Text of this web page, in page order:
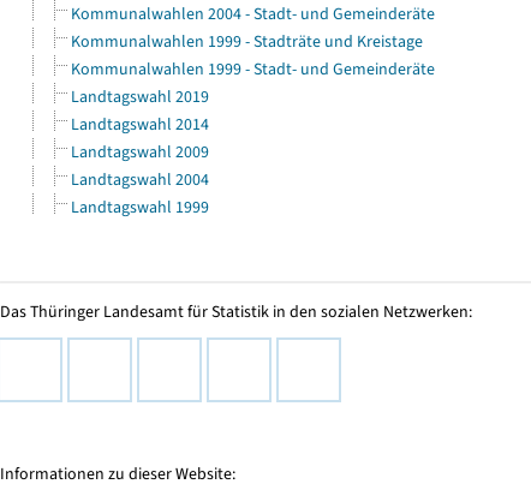
Kommunalwahlen 2004 - Stadt- und Gemeinderäte
Kommunalwahlen 1999 - Stadträte und Kreistage
Kommunalwahlen 1999 - Stadt- und Gemeinderäte
Landtagswahl 2019
Landtagswahl 2014
Landtagswahl 2009
Landtagswahl 2004
Landtagswahl 1999
Das Thüringer Landesamt für Statistik in den sozialen Netzwerken:
Informationen zu dieser Website: